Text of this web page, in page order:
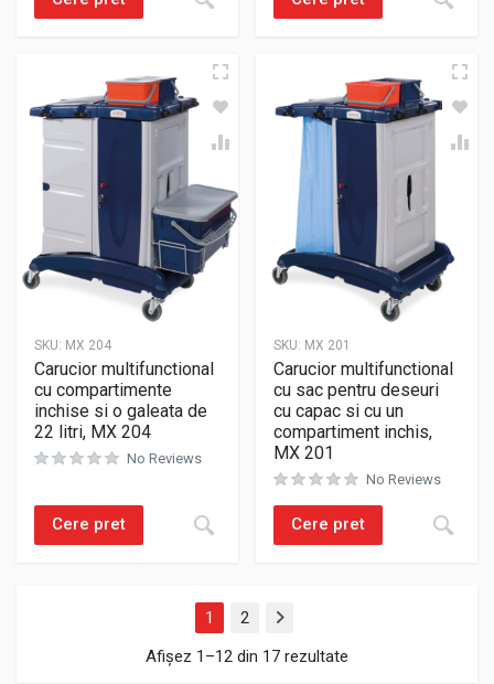
SKU: MX 204
Carucior multifunctional
cu compartimente
inchise si o galeata de
22 litri, MX 204
No Reviews
Cere pret
SKU: MX 201
Carucior multifunctional
cu sac pentru deseuri
cu capac si cu un
compartiment inchis,
MX 201
No Reviews
Cere pret
1 2
Next
Afișez 1–12 din 17 rezultate